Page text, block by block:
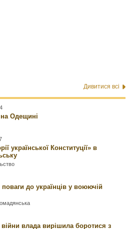
Дивитися всі
на Одещині
української Конституції» в
до українців у воюючій
влада вирішила боротися з